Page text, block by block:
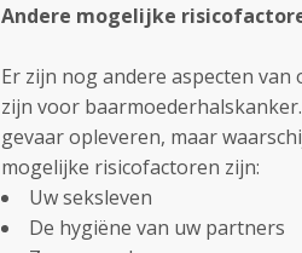
Andere mogelijke
Er zijn nog andere aspecten
zijn voor
gevaar opleveren, maar
mogelijke risicofactoren zijn:
Uw seksleven
De hygiëne van uw partners